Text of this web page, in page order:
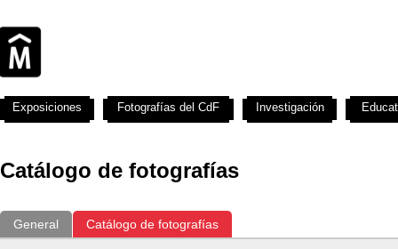
Catálogo de fotografías
General Catálogo de fotografías
Exposiciones Fotografías del CdF Investigación